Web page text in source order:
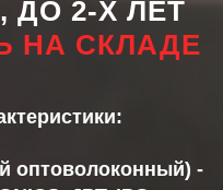
ДО 2-Х ЛЕТ
НА СКЛАДЕ
оптоволоконный) -